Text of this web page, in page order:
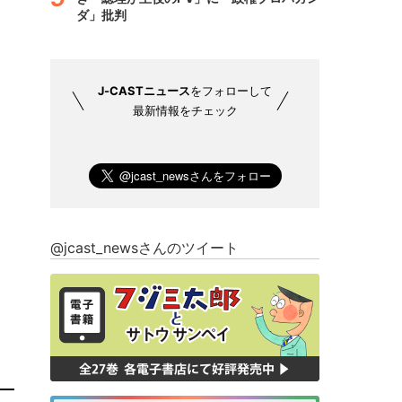
ダ」批判
J-CASTニュースをフォローして
最新情報をチェック
@jcast_newsさんのツイート